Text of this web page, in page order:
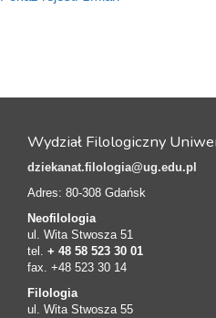
Wydział Filologiczny
dziekanat.filologia@ug.edu.pl
Adres: 80-308 Gdańsk
Neofilologia
ul. Wita Stwosza 51
tel. + 48 58 523 30 01
fax. +48 523 30 14
Filologia
ul. Wita Stwosza 55